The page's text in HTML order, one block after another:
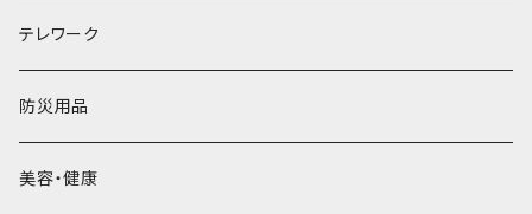
テーブル
バッグ
乾電池
除菌用品
マスク
テレワーク
防災用品
美容・健康